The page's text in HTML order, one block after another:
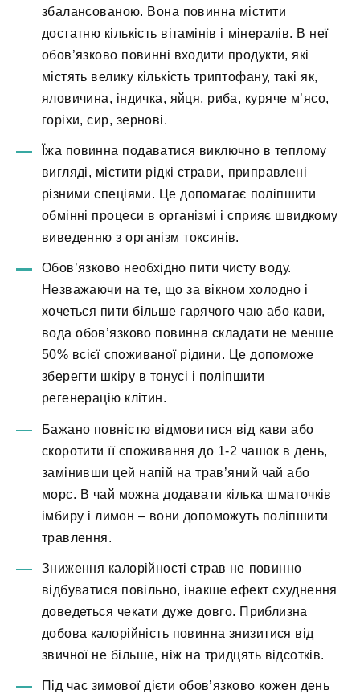
збалансованою. Вона повинна містити
достатню кількість вітамінів і мінералів. В неї
обов’язково повинні входити продукти, які
містять велику кількість триптофану, такі як,
яловичина, індичка, яйця, риба, куряче м’ясо,
горіхи, сир, зернові.
Їжа повинна подаватися виключно в теплому
вигляді, містити рідкі страви, приправлені
різними спеціями. Це допомагає поліпшити
обмінні процеси в організмі і сприяє швидкому
виведенню з організм токсинів.
Обов’язково необхідно пити чисту воду.
Незважаючи на те, що за вікном холодно і
хочеться пити більше гарячого чаю або кави,
вода обов’язково повинна складати не менше
50% всієї споживаної рідини. Це допоможе
зберегти шкіру в тонусі і поліпшити
регенерацію клітин.
Бажано повністю відмовитися від кави або
скоротити її споживання до 1-2 чашок в день,
замінивши цей напій на трав’яний чай або
морс. В чай можна додавати кілька шматочків
імбиру і лимон – вони допоможуть поліпшити
травлення.
Зниження калорійності страв не повинно
відбуватися повільно, інакше ефект схуднення
доведеться чекати дуже довго. Приблизна
добова калорійність повинна знизитися від
звичної не більше, ніж на тридцять відсотків.
Під час зимової дієти обов’язково кожен день